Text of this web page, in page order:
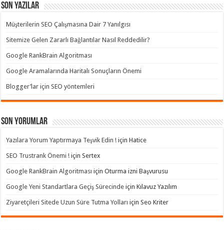
Son Yazılar
Müşterilerin SEO Çalışmasına Dair 7 Yanılgısı
Sitemize Gelen Zararlı Bağlantılar Nasıl Reddedilir?
Google RankBrain Algoritması
Google Aramalarında Haritalı Sonuçların Önemi
Blogger’lar için SEO yöntemleri
Son yorumlar
Yazılara Yorum Yaptırmaya Teşvik Edin ! içinHatice
SEO Trustrank Önemi ! içinSertex
Google RankBrain Algoritması içinOturma izni Başvurusu
Google Yeni Standartlara Geçiş Sürecinde içinKılavuz Yazılım
Ziyaretçileri Sitede Uzun Süre Tutma Yolları içinSeo Kriter